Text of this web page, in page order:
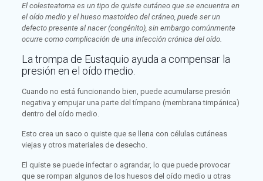
El colesteatoma es un tipo de quiste cutáneo que se encuentra en
el oído medio y el hueso mastoideo del cráneo, puede ser un
defecto presente al nacer (congénito), sin embargo comúnmente
ocurre como complicación de una infección crónica del oído.
La trompa de Eustaquio ayuda a compensar la
presión en el oído medio.
Cuando no está funcionando bien, puede acumularse presión
negativa y empujar una parte del tímpano (membrana timpánica)
dentro del oído medio.
Esto crea un saco o quiste que se llena con células cutáneas
viejas y otros materiales de desecho.
El quiste se puede infectar o agrandar, lo que puede provocar
que se rompan algunos de los huesos del oído medio u otras